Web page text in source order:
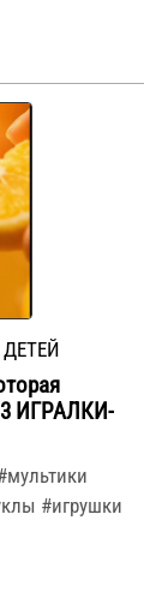
ИГРАЛКИ-
#игрушки